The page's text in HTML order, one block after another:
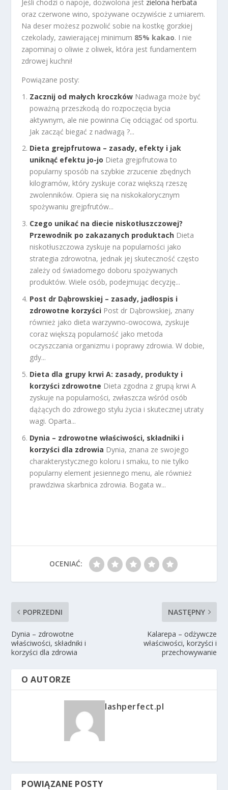
Jeśli chodzi o napoje, dozwolona jest zielona herbata
oraz czerwone wino, spożywane oczywiście z umiarem.
Na deser możesz pozwolić sobie na kostkę gorzkiej
czekolady, zawierającej minimum 85% kakao. I nie
zapominaj o oliwie z oliwek, która jest fundamentem
zdrowej kuchni!
Powiązane posty:
Zacznij od małych kroczków Nadwaga może być
poważną przeszkodą do rozpoczęcia bycia
aktywnym, ale nie powinna Cię odciągać od sportu.
Jak zacząć biegać z nadwagą ?...
Dieta grejpfrutowa – zasady, efekty i jak
uniknąć efektu jo-jo Dieta grejpfrutowa to
popularny sposób na szybkie zrzucenie zbędnych
kilogramów, który zyskuje coraz większą rzeszę
zwolenników. Opiera się na niskokalorycznym
spożywaniu grejpfrutów...
Czego unikać na diecie niskotłuszczowej?
Przewodnik po zakazanych produktach Dieta
niskotłuszczowa zyskuje na popularności jako
strategia zdrowotna, jednak jej skuteczność często
zależy od świadomego doboru spożywanych
produktów. Wiele osób, podejmując decyzję...
Post dr Dąbrowskiej – zasady, jadłospis i
zdrowotne korzyści Post dr Dąbrowskiej, znany
również jako dieta warzywno-owocowa, zyskuje
coraz większą popularność jako metoda
oczyszczania organizmu i poprawy zdrowia. W dobie,
gdy...
Dieta dla grupy krwi A: zasady, produkty i
korzyści zdrowotne Dieta zgodna z grupą krwi A
zyskuje na popularności, zwłaszcza wśród osób
dążących do zdrowego stylu życia i skutecznej utraty
wagi. Oparta...
Dynia – zdrowotne właściwości, składniki i
korzyści dla zdrowia Dynia, znana ze swojego
charakterystycznego koloru i smaku, to nie tylko
popularny element jesiennego menu, ale również
prawdziwa skarbnica zdrowia. Bogata w...
OCENIAĆ:
POPRZEDNI
Dynia – zdrowotne
właściwości, składniki i
korzyści dla zdrowia
NASTĘPNY
Kalarepa – odżywcze
właściwości, korzyści i
przechowywanie
O AUTORZE
lashperfect.pl
POWIĄZANE POSTY